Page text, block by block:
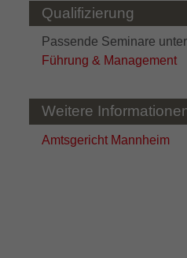
Qualifizierung
Passende Seminare
Führung & Management
Weitere
Amtsgericht Mannheim